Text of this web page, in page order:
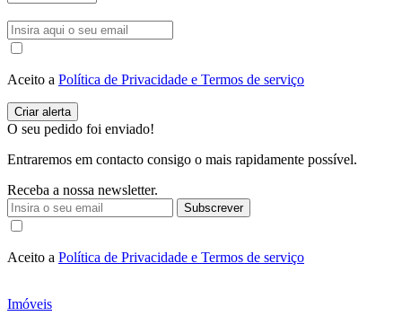
Aceito a Política de Privacidade e Termos de serviço
O seu pedido foi enviado!
Entraremos em contacto consigo o mais rapidamente possível.
Receba a nossa newsletter.
Subscrever
Aceito a Política de Privacidade e Termos de serviço
Imóveis